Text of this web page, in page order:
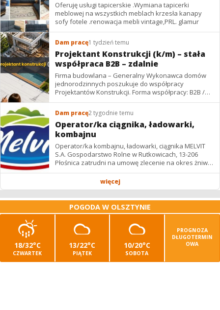
Oferuję usługi tapicerskie .Wymiana tapicerki
meblowej na wszystkich meblach krzesła kanapy
sofy fotele .renowacja mebli vintage,PRL. glamur
Dam pracę1 tydzień temu
Projektant Konstrukcji (k/m) – stała
współpraca B2B – zdalnie
Firma budowlana – Generalny Wykonawca domów
jednorodzinnych poszukuje do współpracy
Projektantów Konstrukcji. Forma współpracy: B2B /
podwykonawstwo – zdalnie. Wynagrodzenie: ✔
Stawki...
Dam pracę2 tygodnie temu
Operator/ka ciągnika, ładowarki,
kombajnu
Operator/ka kombajnu, ładowarki, ciągnika MELVIT
S.A. Gospodarstwo Rolne w Rutkowicach, 13-206
Płośnica zatrudni na umowę zlecenie na okres żniw: -
operatora/kę kombajnu z uprawnieniami -...
więcej
POGODA W OLSZTYNIE
18/32°C
CZWARTEK
13/22°C
PIĄTEK
10/20°C
SOBOTA
PROGNOZA
DŁUGOTERMIN
OWA